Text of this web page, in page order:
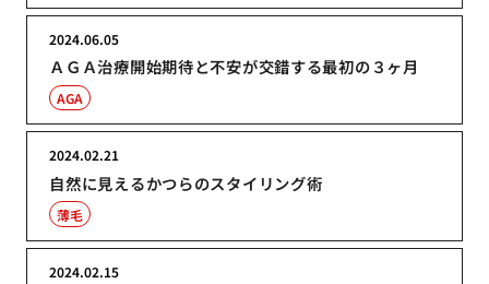
ＡＧＡ治療開始期待と不安が交錯する最初の３ヶ月
2024.06.05
AGA
自然に見えるかつらのスタイリング術
2024.02.21
薄毛
2024.02.15